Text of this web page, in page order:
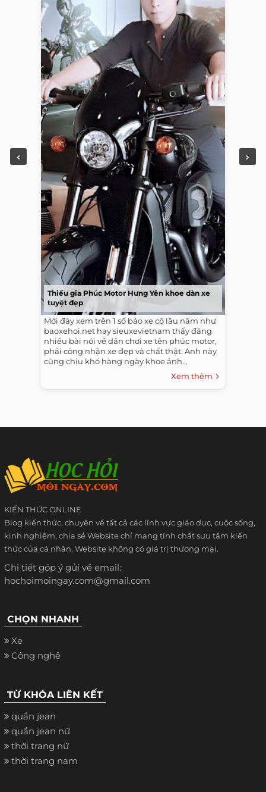
Thiếu gia Phúc Motor Hưng Yên khoe dàn xe
tuyệt đẹp
Mới đây xem trên 1 số báo xe cộ lâu năm như
baoxehoi.net hay sieuxevietnam thấy đăng
nhiều bài nói về dân chơi xe tên phúc motor,
phải công nhận xe đẹp và chất thật. Anh này
cũng chịu khó hàng ngày khoe ảnh...
Xem thêm
KIẾN THỨC ONLINE
Blog kiến thức, chuyên về tất cả các lĩnh vực giáo dục, cuộc sống,
kinh nghiệm, chia sẻ Website chỉ mang tính chất sưu tầm kiến
thức của cá nhân. Website không có giá trị thương mại.
Chi tiết góp ý gửi về email:
hochoimoingay.com@gmail.com
CHỌN NHANH
Xe
Công nghệ
TỪ KHÓA LIÊN KẾT
quần jean
quần jean nữ
thời trang nữ
thời trang nam